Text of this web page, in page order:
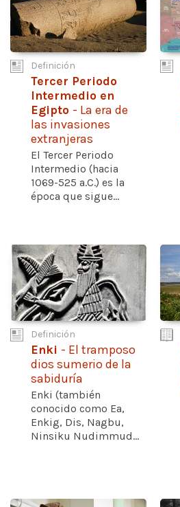
Definición
Tercer Periodo
Intermedio en
Egipto - La era de
las invasiones
extranjeras
El Tercer Periodo
Intermedio (hacia
1069-525 a.C.) es la
época que sigue...
Definición
Enki - El tramposo
dios sumerio de la
sabiduría
Enki (también
conocido como Ea,
Enkig, Dis, Nagbu,
Ninsiku Nudimmud...